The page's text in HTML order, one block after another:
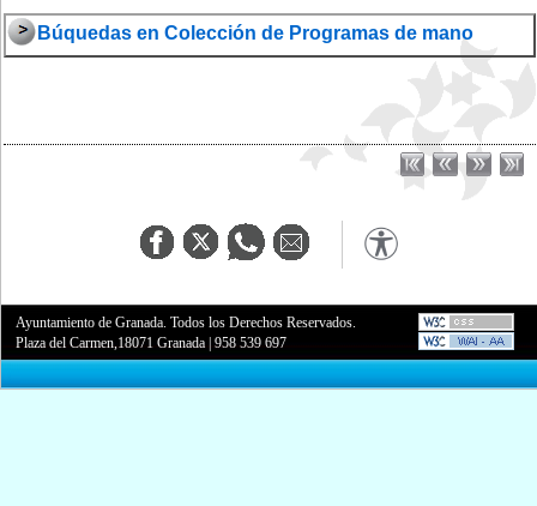
Búquedas en Colección de Programas de mano
Ayuntamiento de Granada. Todos los Derechos Reservados.
Plaza del Carmen,18071 Granada |958 539 697